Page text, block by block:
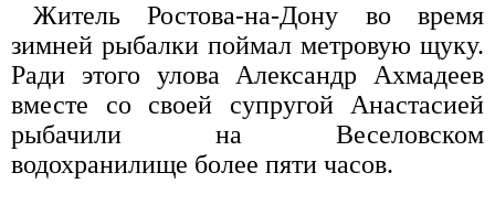
Житель Ростова-на-Дону во время
зимней рыбалки поймал метровую щуку.
Ради этого улова Александр Ахмадеев
вместе со своей супругой Анастасией
рыбачили на Веселовском
водохранилище более пяти часов.